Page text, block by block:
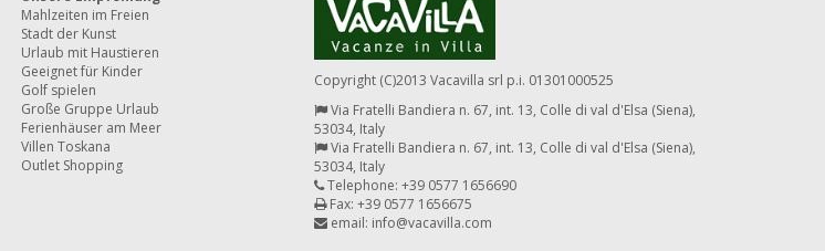
Mahlzeiten im Freien
Stadt der Kunst
Urlaub mit Haustieren
Geeignet für Kinder
Golf spielen
Große Gruppe Urlaub
Ferienhäuser am Meer
Villen Toskana
Outlet Shopping
Copyright (C)2013 Vacavilla srl p.i. 01301000525
Via Fratelli Bandiera n. 67, int. 13, Colle di val d'Elsa (Siena),
53034, Italy
Via Fratelli Bandiera n. 67, int. 13, Colle di val d'Elsa (Siena),
53034, Italy
Telephone: +39 0577 1656690
Fax: +39 0577 1656675
email: info@vacavilla.com